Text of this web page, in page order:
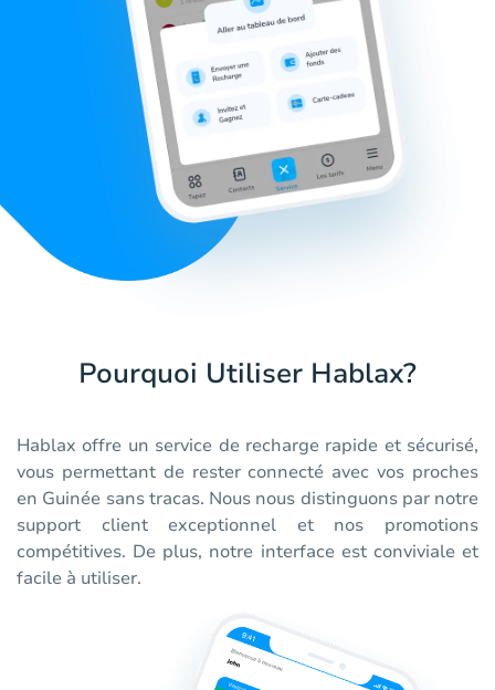
Pourquoi Utiliser Hablax?
Hablax offre un service de recharge rapide et sécurisé,
vous permettant de rester connecté avec vos proches
en Guinée sans tracas. Nous nous distinguons par notre
support client exceptionnel et nos promotions
compétitives. De plus, notre interface est conviviale et
facile à utiliser.